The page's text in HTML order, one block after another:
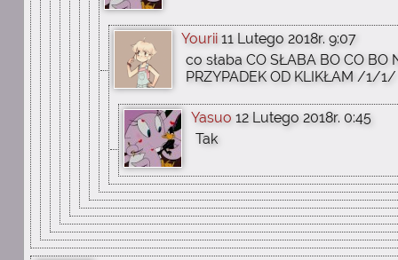
Yourii 11 Lutego 2018r. 9:07
co słaba CO SŁABA BO CO BO
PRZYPADEK OD KLIKŁAM /1/1/
Yasuo 12 Lutego 2018r. 0:45
Tak